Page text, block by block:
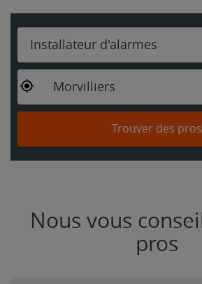
Installateur d'alarmes
Morvilliers
Trouver des pros
Nous vous
pros